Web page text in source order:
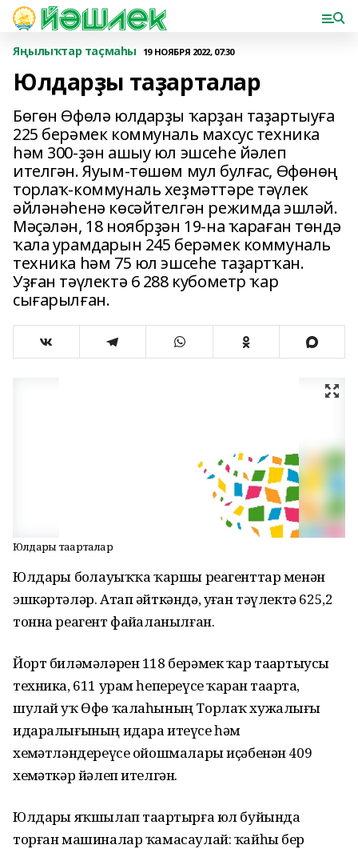
Яңылыҡтар таҫмаһы 19 НОЯБРЯ 2022, 07:30
Юлдарҙы таҙарталар
Бөгөн Өфөлә юлдарҙы ҡарҙан таҙартыуға
225 берәмек коммуналь махсус техника
һәм 300-ҙән ашыу юл эшсеһе йәлеп
ителгән. Яуым-төшөм мул булғас, Өфөнөң
торлаҡ-коммуналь хеҙмәттәре тәүлек
әйләнәһенә көсәйтелгән режимда эшләй.
Мәҫәлән, 18 ноябрҙән 19-на ҡараған төндә
ҡала урамдарын 245 берәмек коммуналь
техника һәм 75 юл эшсеһе таҙартҡан.
Уҙған тәүлектә 6 288 кубометр ҡар
сығарылған.
Юлдарҙы таҙарталар
Юлдарҙы боҙлауыҡҡа ҡаршы реагенттар менән
эшкәртәләр. Атап әйткәндә, уҙған тәүлектә 625,2
тонна реагент файҙаланылған.
Йорт биләмәләрен 118 берәмек ҡар таҙартыусы
техника, 611 урам һепереүсе ҡарҙан таҙарта,
шулай уҡ Өфө ҡалаһының Торлаҡ хужалығы
идаралығының идара итеүсе һәм
хеҙмәтләндереүсе ойошмалары иҫәбенән 409
хеҙмәткәр йәлеп ителгән.
Юлдарҙы яҡшылап таҙартырға юл буйында
торған машиналар ҡамасаулай: ҡайһы бер